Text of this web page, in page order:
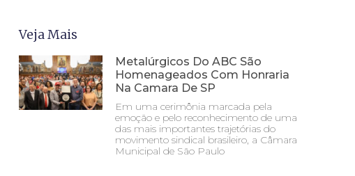
Veja Mais
Metalúrgicos Do ABC São
Homenageados Com Honraria
Na Camara De SP
Em uma cerimônia marcada pela
emoção e pelo reconhecimento de uma
das mais importantes trajetórias do
movimento sindical brasileiro, a Câmara
Municipal de São Paulo